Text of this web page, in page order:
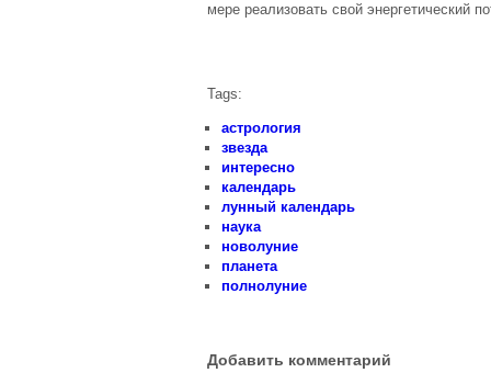
мере реализовать свой энергетический
Tags:
астрология
звезда
интересно
календарь
лунный календарь
наука
новолуние
планета
полнолуние
Добавить комментарий